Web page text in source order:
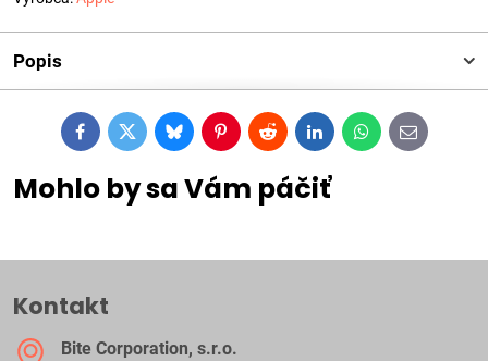
Popis
FacebookTwitterBlueskyPinterestRedditLinkedInWhatsApp
E-
mail
Mohlo by sa Vám páčiť
Kontakt
Bite Corporation, s​.r​.o​.